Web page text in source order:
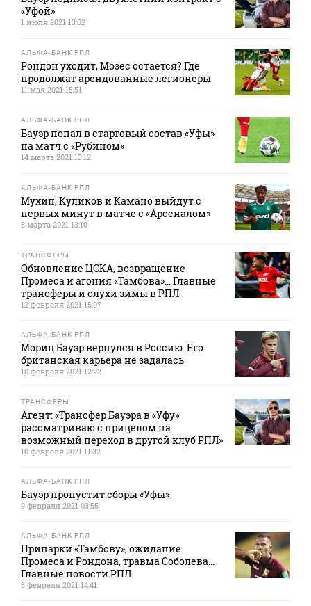
«Уфой»
1 июля 2021 13:02
АЛЬФА-БАНК РПЛ
Рондон уходит, Мозес остается? Где
продолжат арендованные легионеры
11 мая 2021 15:51
АЛЬФА-БАНК РПЛ
Бауэр попал в стартовый состав «Уфы»
на матч с «Рубином»
14 марта 2021 13:12
АЛЬФА-БАНК РПЛ
Мухин, Куликов и Камано выйдут с
первых минут в матче с «Арсеналом»
8 марта 2021 13:10
ТРАНСФЕРЫ
Обновление ЦСКА, возвращение
Промеса и агония «Тамбова»... Главные
трансферы и слухи зимы в РПЛ
12 февраля 2021 15:07
АЛЬФА-БАНК РПЛ
Мориц Бауэр вернулся в Россию. Его
британская карьера не задалась
10 февраля 2021 12:22
ТРАНСФЕРЫ
Агент: «Трансфер Бауэра в «Уфу»
рассматриваю с прицелом на
возможный переход в другой клуб РПЛ»
10 февраля 2021 11:32
АЛЬФА-БАНК РПЛ
Бауэр пропустит сборы «Уфы»
9 февраля 2021 03:55
АЛЬФА-БАНК РПЛ
Припарки «Тамбову», ожидание
Промеса и Рондона, травма Соболева...
Главные новости РПЛ
8 февраля 2021 14:41